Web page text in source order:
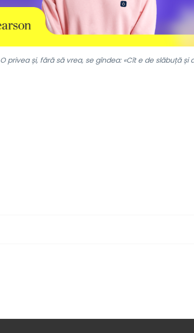
O privea și, fără să vrea, se gîndea: «Cît e de slăbuță și